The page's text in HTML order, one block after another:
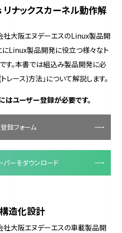
ナックスカーネル動作解
社大阪エヌデーエスのLinux製品開
Linux製品開発に役立つ様々なト
す。本書では組込み製品開発に必
ース)方法」について解説します。
はユーザー登録が必要です。
録フォーム
パーをダウンロード
造化設計
社大阪エヌデーエスの車載製品開